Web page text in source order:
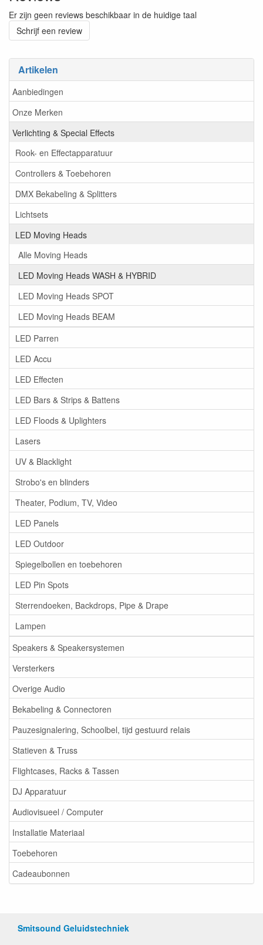
Artikelen
Aanbiedingen
Onze Merken
Verlichting & Special Effects
Rook- en Effectapparatuur
Controllers & Toebehoren
DMX Bekabeling & Splitters
Lichtsets
LED Moving Heads
Alle Moving Heads
LED Moving Heads WASH & HYBRID
LED Moving Heads SPOT
LED Moving Heads BEAM
LED Parren
LED Accu
LED Effecten
LED Bars & Strips & Battens
LED Floods & Uplighters
Lasers
UV & Blacklight
Strobo's en blinders
Theater, Podium, TV, Video
LED Panels
LED Outdoor
Spiegelbollen en toebehoren
LED Pin Spots
Sterrendoeken, Backdrops, Pipe & Drape
Lampen
Speakers & Speakersystemen
Versterkers
Overige Audio
Bekabeling & Connectoren
Pauzesignalering, Schoolbel, tijd gestuurd relais
Statieven & Truss
Flightcases, Racks & Tassen
DJ Apparatuur
Audiovisueel / Computer
Installatie Materiaal
Toebehoren
Cadeaubonnen
Er zijn geen reviews beschikbaar in de huidige taal
Schrijf een review
Smitsound Geluidstechniek